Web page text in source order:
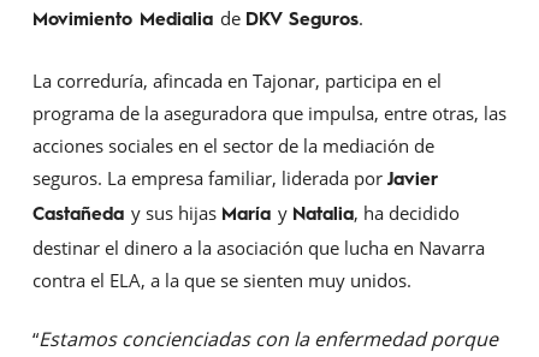
Movimiento Medialia de DKV Seguros.
La correduría, afincada en Tajonar, participa en el
programa de la aseguradora que impulsa, entre otras, las
acciones sociales en el sector de la mediación de
seguros. La empresa familiar, liderada por Javier
Castañeda y sus hijas María y Natalia, ha decidido
destinar el dinero a la asociación que lucha en Navarra
contra el ELA, a la que se sienten muy unidos.
“Estamos concienciadas con la enfermedad porque